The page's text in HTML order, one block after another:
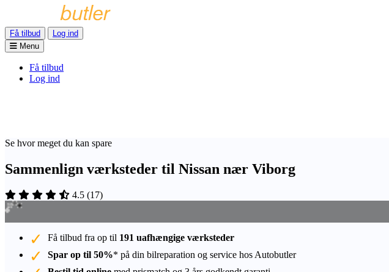
Få tilbud
Log ind
Menu
Få tilbud
Log ind
Se hvor meget du kan spare
Sammenlign værksteder til Nissan nær Viborg
4.5 (17)
Få tilbud fra op til 191 uafhængige værksteder
Spar op til 50%* på din bilreparation og service hos Autobutler